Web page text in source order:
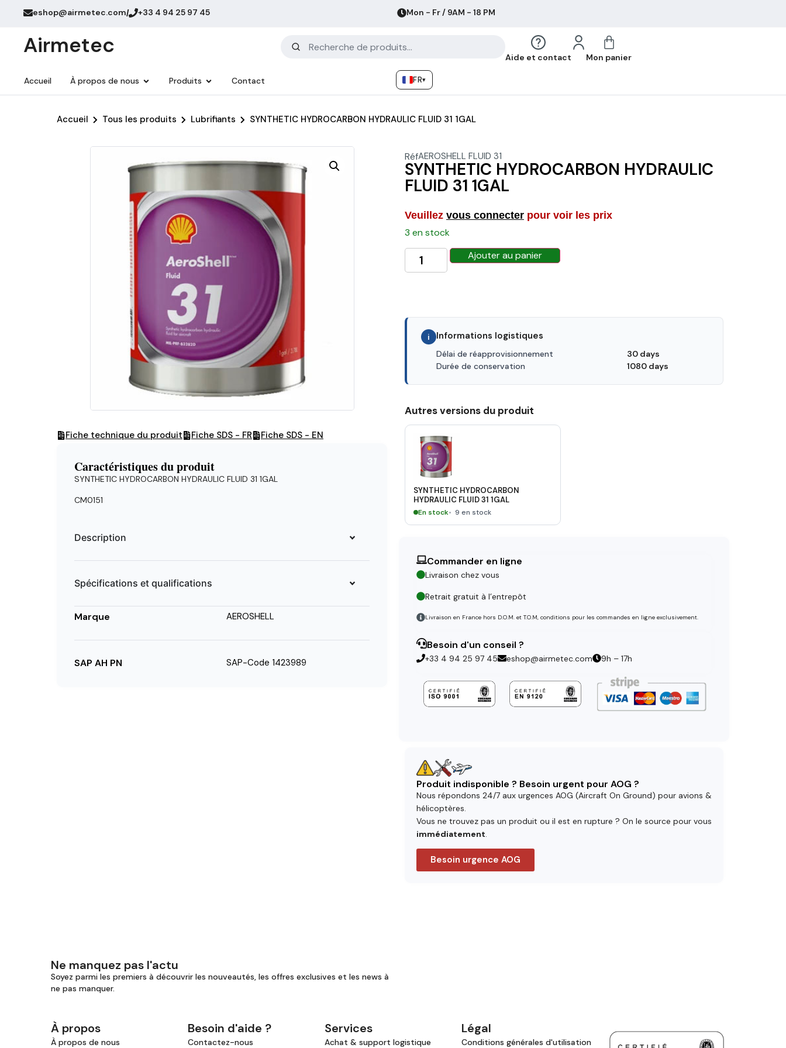
eshop@airmetec.com/ +33 4 94 25 97 45 Mon - Fr / 9AM - 18 PM
Airmetec Aide et contact Mon panier
Accueil À propos de nous Produits Contact FR▾
Accueil Tous les produits Lubrifiants SYNTHETIC HYDROCARBON HYDRAULIC FLUID 31 1GAL
RéfAEROSHELL FLUID 31
SYNTHETIC HYDROCARBON HYDRAULIC
FLUID 31 1GAL
Veuillez vous connecter pour voir les prix
3 en stock
Ajouter au panier
i Informations logistiques
Délai de réapprovisionnement
30 days
Durée de conservation
1080 days
Autres versions du produit
SYNTHETIC HYDROCARBON
HYDRAULIC FLUID 31 1GAL
En stock 9 en stock
Commander en ligne
Livraison chez vous
Retrait gratuit à l’entrepôt
Livraison en France hors D.O.M. et T.O.M, conditions pour les commandes en ligne exclusivement.
Besoin d'un conseil ?
+33 4 94 25 97 45 eshop@airmetec.com 9h – 17h
Produit indisponible ? Besoin urgent pour AOG ?
Nous répondons 24/7 aux urgences AOG (Aircraft On Ground) pour avions &
hélicoptères.
Vous ne trouvez pas un produit ou il est en rupture ? On le source pour vous
immédiatement.
Besoin urgence AOG
Fiche technique du produit Fiche SDS - FR Fiche SDS - EN
Caractéristiques du produit
SYNTHETIC HYDROCARBON HYDRAULIC FLUID 31 1GAL
CM0151
Description
Spécifications et qualifications
Marque AEROSHELL
SAP AH PN SAP-Code 1423989
Ne manquez pas l'actu
Soyez parmi les premiers à découvrir les nouveautés, les offres exclusives et les news à
ne pas manquer.
À propos
À propos de nous
Besoin d'aide ?
Contactez-nous
Services
Achat & support logistique
Légal
Conditions générales d'utilisation